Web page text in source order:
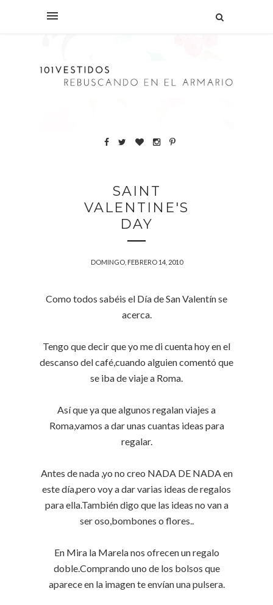
SAINT
VALENTINE'S
DAY
DOMINGO, FEBRERO 14, 2010
Como todos sabéis el Día de SanValentínse
acerca.
Tengo que decir que yo me di cuenta hoy en el
descanso del café,cuando alguien comentó que
se iba de viaje a Roma.
Así que ya que algunos regalan viajes a
Roma,vamos a dar unas cuantas ideas para
regalar.
Antes de nada ,yo no creo NADA DE NADA en
este día,pero voy a dar varias ideas de regalos
para ella.También digo que las ideas no van a
ser oso,bombones o flores..
En Mira la Marelanos ofrecen un regalo
doble.Comprando uno de los bolsos que
aparece en la imagen te envían una pulsera.